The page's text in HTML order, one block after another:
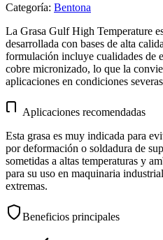
Categoría: Bentona
La Grasa Gulf High Temperature
desarrollada con bases de alta
formulación incluye cualidades de
cobre micronizado, lo que la
aplicaciones en condiciones
Aplicaciones recomendadas
Esta grasa es muy indicada para
por deformación o soldadura de
sometidas a altas temperaturas y
para su uso en maquinaria
extremas.
Beneficios principales